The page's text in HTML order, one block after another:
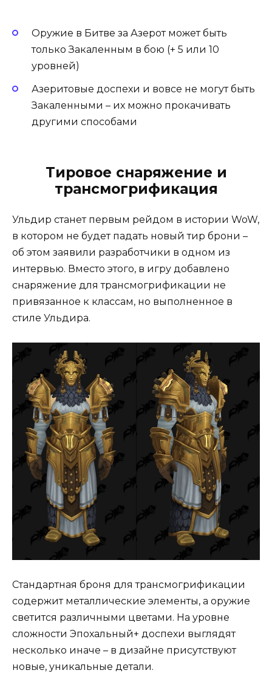
Оружие в Битве за Азерот может быть
только Закаленным в бою (+ 5 или 10
уровней)
Азеритовые доспехи и вовсе не могут быть
Закаленными – их можно прокачивать
другими способами
Тировое снаряжение и
трансмогрификация
Ульдир станет первым рейдом в истории WoW,
в котором не будет падать новый тир брони –
об этом заявили разработчики в одном из
интервью. Вместо этого, в игру добавлено
снаряжение для трансмогрификации не
привязанное к классам, но выполненное в
стиле Ульдира.
Стандартная броня для трансмогрификации
содержит металлические элементы, а оружие
светится различными цветами. На уровне
сложности Эпохальный+ доспехи выглядят
несколько иначе – в дизайне присутствуют
новые, уникальные детали.